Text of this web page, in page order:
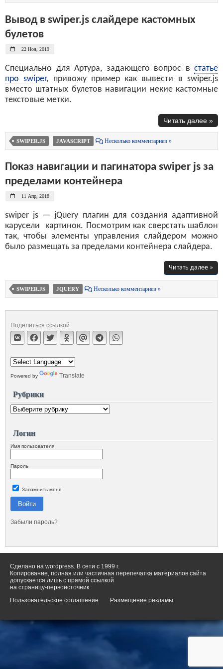
Вывод в swiper.js слайдере кастомных
булетов
22 Ноя, 2019
Специально для Артура, задающего вопрос в статье
про swiper, привожу пример как вывести в swiper.js
вместо штатных булетов навигации некие кастомные
текстовые метки.
Читать далее »
SWIPER.JS JAVASCRIPT Несколько комментариев »
Показ навигации и пагинатора swiper js за
пределами контейнера
11 Апр, 2018
swiper js — jQuery плагин для создания адаптивной
карусели картинок. Посмотрим как сверстать шаблон
так, чтобы элементы управления слайдером можно
было размещать за пределами контейнера слайдера.
Читать далее »
SWIPER.JS JQUERY Несколько комментариев »
Поделиться ссылкой
Powered by Translate
Рубрики
Логин
Имя пользователя
Пароль
Запомнить меня
Войти
Забыли пароль?
Сделано на wordpress. В сети с 1999 г.
Копирование, полная или частичная перепечатка материалов сайта
допускается лишь с прямой ссылкой
на страницу-первоисточник.
Пользовательское соглашение
Размещение рекламы